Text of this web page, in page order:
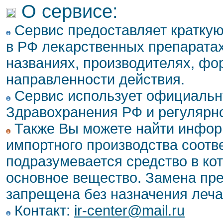
О сервисе:
Сервис предоставляет
в РФ лекарственных
названиях, производителях,
направленности действия.
Сервис использует
Здравохранения РФ и
Также Вы можете найти
импортного производства
подразумевается средство в
основное вещество. Замена
запрещена без назначения
Контакт: ir-center@mail.ru